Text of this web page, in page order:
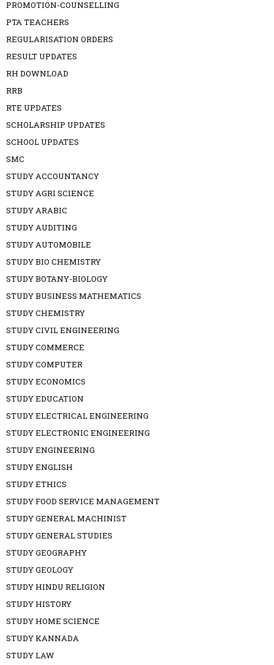
PROMOTION-COUNSELLING
PTA TEACHERS
REGULARISATION ORDERS
RESULT UPDATES
RH DOWNLOAD
RRB
RTE UPDATES
SCHOLARSHIP UPDATES
SCHOOL UPDATES
SMC
STUDY ACCOUNTANCY
STUDY AGRI SCIENCE
STUDY ARABIC
STUDY AUDITING
STUDY AUTOMOBILE
STUDY BIO CHEMISTRY
STUDY BOTANY-BIOLOGY
STUDY BUSINESS MATHEMATICS
STUDY CHEMISTRY
STUDY CIVIL ENGINEERING
STUDY COMMERCE
STUDY COMPUTER
STUDY ECONOMICS
STUDY EDUCATION
STUDY ELECTRICAL ENGINEERING
STUDY ELECTRONIC ENGINEERING
STUDY ENGINEERING
STUDY ENGLISH
STUDY ETHICS
STUDY FOOD SERVICE MANAGEMENT
STUDY GENERAL MACHINIST
STUDY GENERAL STUDIES
STUDY GEOGRAPHY
STUDY GEOLOGY
STUDY HINDU RELIGION
STUDY HISTORY
STUDY HOME SCIENCE
STUDY KANNADA
STUDY LAW